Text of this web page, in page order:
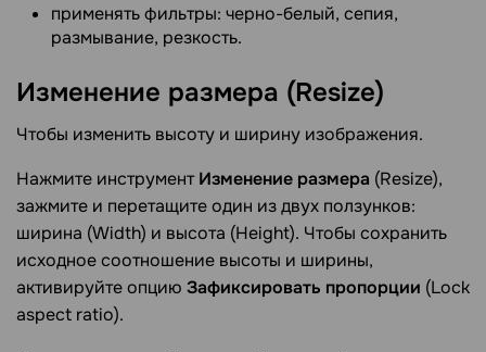
применять фильтры: черно-белый, сепия,
размывание, резкость.
Изменение размера (Resize)
Чтобы изменить высоту и ширину изображения.
Нажмите инструментИзменение размера (Resize),
зажмите и перетащите один из двух ползунков:
ширина (Width) и высота (Height). Чтобы сохранить
исходное соотношение высоты и ширины,
активируйте опцию Зафиксировать пропорции (Lock
aspect ratio).